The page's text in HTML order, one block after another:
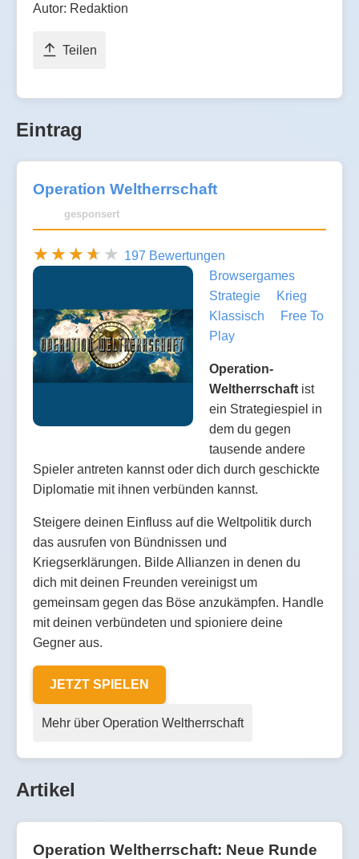
Autor: Redaktion
Teilen
Eintrag
Operation Weltherrschaft
gesponsert
197 Bewertungen
Browsergames
Strategie
Krieg
Klassisch
Free To
Play
Operation-
Weltherrschaft ist
ein Strategiespiel in
dem du gegen
tausende andere
Spieler antreten kannst oder dich durch geschickte
Diplomatie mit ihnen verbünden kannst.
Steigere deinen Einfluss auf die Weltpolitik durch
das ausrufen von Bündnissen und
Kriegserklärungen. Bilde Allianzen in denen du
dich mit deinen Freunden vereinigst um
gemeinsam gegen das Böse anzukämpfen. Handle
mit deinen verbündeten und spioniere deine
Gegner aus.
JETZT SPIELEN
Mehr über Operation Weltherrschaft
Artikel
Operation Weltherrschaft: Neue Runde